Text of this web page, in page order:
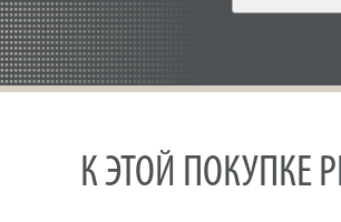
К ЭТОЙ ПОКУПКЕ